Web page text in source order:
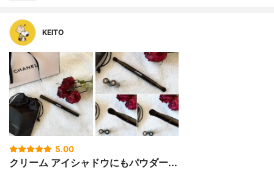
KEITO
5.00
クリーム アイシャドウにもパウダー...